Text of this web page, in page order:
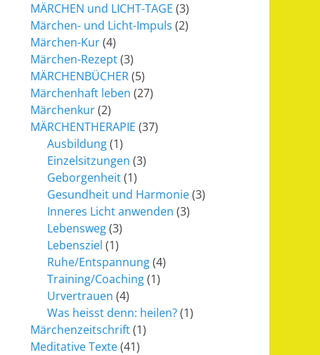
MÄRCHEN und LICHT-TAGE (3)
Märchen- und Licht-Impuls (2)
Märchen-Kur(4)
Märchen-Rezept(3)
MÄRCHENBÜCHER(5)
Märchenhaft leben (27)
Märchenkur(2)
MÄRCHENTHERAPIE (37)
Ausbildung(1)
Einzelsitzungen (3)
Geborgenheit(1)
Gesundheit und Harmonie(3)
Inneres Licht anwenden (3)
Lebensweg(3)
Lebensziel (1)
Ruhe/Entspannung(4)
Training/Coaching(1)
Urvertrauen (4)
Was heisst denn: heilen?(1)
Märchenzeitschrift(1)
Meditative Texte(41)